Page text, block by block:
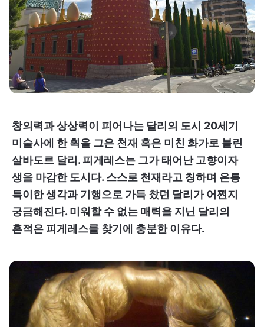
창의력과 상상력이 피어나는 달리의 도시 20세기
미술사에 한 획을 그은 천재 혹은 미친 화가로 불린
살바도르 달리. 피게레스는 그가 태어난 고향이자
생을 마감한 도시다. 스스로 천재라고 칭하며 온통
특이한 생각과 기행으로 가득 찼던 달리가 어쩐지
궁금해진다. 미워할 수 없는 매력을 지닌 달리의
흔적은 피게레스를 찾기에 충분한 이유다.